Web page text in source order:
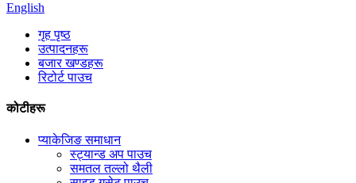
English
गृह पृष्ठ
उत्पादनहरू
बजार खण्डहरू
रिटोर्ट पाउच
कोटीहरू
प्याकेजिङ समाधान
स्ट्यान्ड अप पाउच
समतल तल्लो थैली